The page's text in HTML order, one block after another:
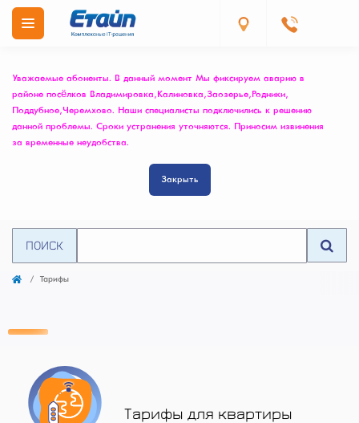
Уважаемые абоненты. В данный момент Мы фиксируем аварию в
районе посёлков Владимировка, Калиновка, Заозерье, Родники,
Поддубное, Черемхово. Наши специалисты подключились к решению
данной проблемы. Сроки устранения уточняются. Приносим извинения
за временные неудобства.
Закрыть
ПОИСК
Тарифы
Тарифы для квартиры